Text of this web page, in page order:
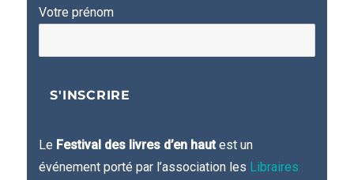
Votre prénom
Le Festival des livres d’en hautest un
événement porté par l’association les Libraires